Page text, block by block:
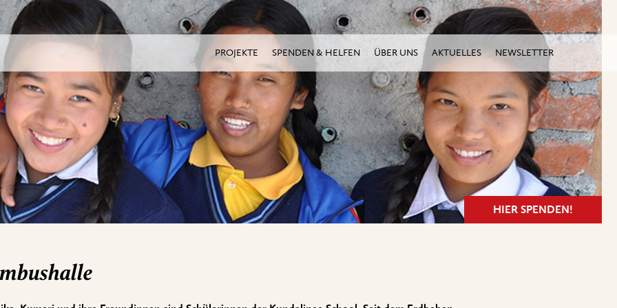
PROJEKTE SPENDEN & HELFEN ÜBER UNS AKTUELLES NEWSLETTER
HIER SPENDEN!